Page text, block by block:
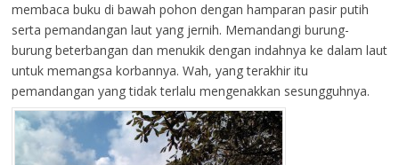
membaca buku di bawah pohon dengan hamparan pasir putih
serta pemandangan laut yang jernih. Memandangi burung-
burung beterbangan dan menukik dengan indahnya ke dalam laut
untuk memangsa korbannya. Wah, yang terakhir itu
pemandangan yang tidak terlalu mengenakkan sesungguhnya.